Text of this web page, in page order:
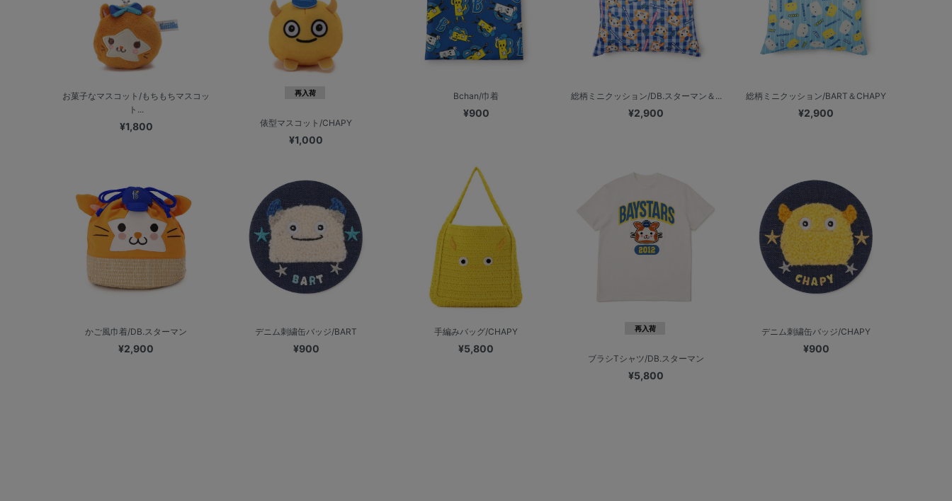
お菓子なマスコット/もちもちマスコッ
ト...
¥1,800
再入荷
俵型マスコット/CHAPY
¥1,000
Bchan/巾着
¥900
総柄ミニクッション/DB.スターマン＆...
¥2,900
総柄ミニクッション/BART＆CHAPY
¥2,900
かご風巾着/DB.スターマン
¥2,900
デニム刺繍缶バッジ/BART
¥900
手編みバッグ/CHAPY
¥5,800
再入荷
ブラシTシャツ/DB.スターマン
¥5,800
デニム刺繍缶バッジ/CHAPY
¥900